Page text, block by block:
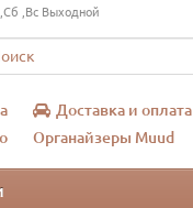
,Вс Выходной
Доставка и оплата
Органайзеры Muud